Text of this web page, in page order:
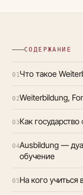
СОДЕРЖАНИЕ
01Что такое
02Weiterbildung,
03Как
04Ausbildung —
обучение
05На кого учиться